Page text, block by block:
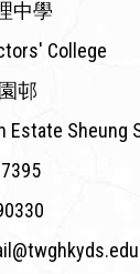
中學
College
邨
Estate Sheung